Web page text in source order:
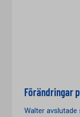
Förändringar
Walter